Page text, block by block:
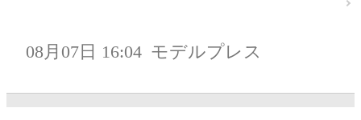
08月07日 16:04 モデルプレス